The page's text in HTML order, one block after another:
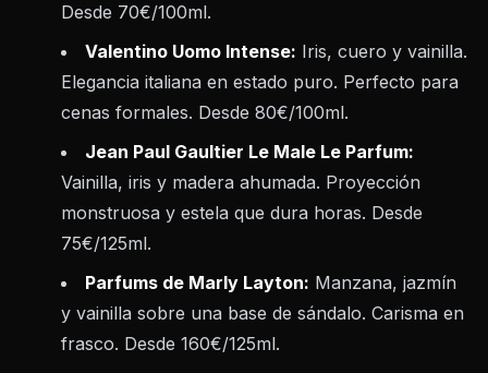
Desde 70€/100ml.
Valentino Uomo Intense: Iris, cuero y vainilla.
Elegancia italiana en estado puro. Perfecto para
cenas formales. Desde 80€/100ml.
Jean Paul Gaultier Le Male Le Parfum:
Vainilla, iris y madera ahumada. Proyección
monstruosa y estela que dura horas. Desde
75€/125ml.
Parfums de Marly Layton: Manzana, jazmín
y vainilla sobre una base de sándalo. Carisma en
frasco. Desde 160€/125ml.